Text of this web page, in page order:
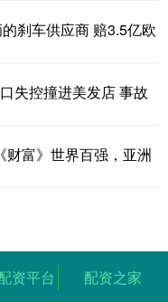
刹车供应商 赔3.5亿欧
失控撞进美发店 事故
财富》世界百强，亚洲
资平台 配资之家